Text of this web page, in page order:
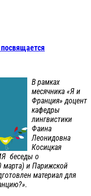
В рамках
месячника «Я и
Франция» доцент
кафедры
лингвистики
Фаина
Леонидовна
Косицкая
беседы о
и Парижской
материал для